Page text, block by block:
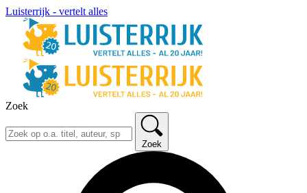
Luisterrijk - vertelt alles
Zoek
Zoek